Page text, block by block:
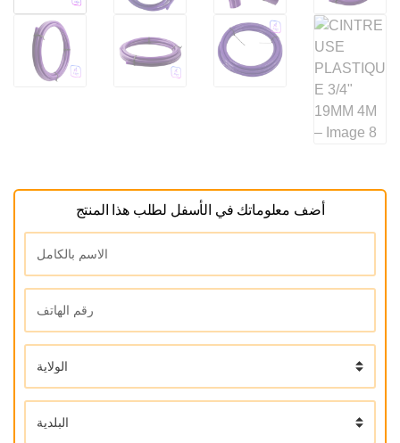
أضف معلوماتك في الأسفل لطلب هذا المنتج